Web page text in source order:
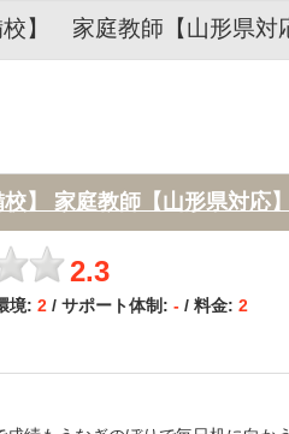
校】 家庭教師【山形県対
】 家庭教師【山形県対応】
2.3
境: 2 / サポート体制: - / 料金: 2